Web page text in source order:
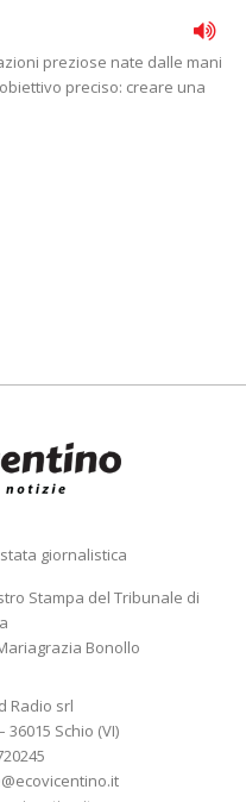
preziose nate dalle mani
preciso: creare una
giornalistica
Stampa del Tribunale di
Bonollo
Radio srl
36015 Schio (VI)